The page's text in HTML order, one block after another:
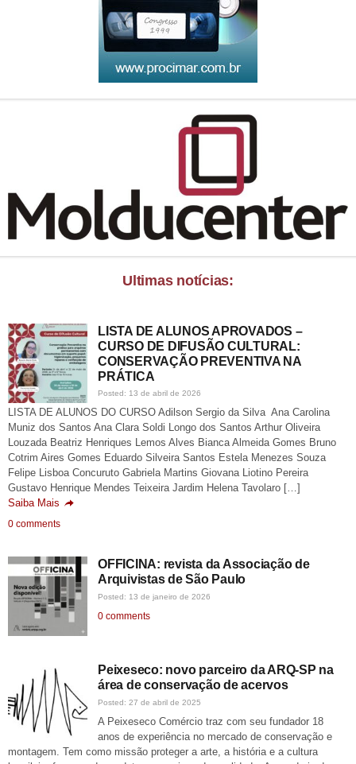
Ultimas notícias:
LISTA DE ALUNOS APROVADOS –
CURSO DE DIFUSÃO CULTURAL:
CONSERVAÇÃO PREVENTIVA NA
PRÁTICA
Posted: 13 de abril de 2026
LISTA DE ALUNOS DO CURSO Adilson Sergio da Silva Ana Carolina
Muniz dos Santos Ana Clara Soldi Longo dos Santos Arthur Oliveira
Louzada Beatriz Henriques Lemos Alves Bianca Almeida Gomes Bruno
Cotrim Aires Gomes Eduardo Silveira Santos Estela Menezes Souza
Felipe Lisboa Concuruto Gabriela Martins Giovana Liotino Pereira
Gustavo Henrique Mendes Teixeira Jardim Helena Tavolaro […]
Saiba Mais
0 comments
OFFICINA: revista da Associação de
Arquivistas de São Paulo
Posted: 13 de janeiro de 2026
0 comments
Peixeseco: novo parceiro da ARQ-SP na
área de conservação de acervos
Posted: 27 de abril de 2025
A Peixeseco Comércio traz com seu fundador 18
anos de experiência no mercado de conservação e
montagem. Tem como missão proteger a arte, a história e a cultura